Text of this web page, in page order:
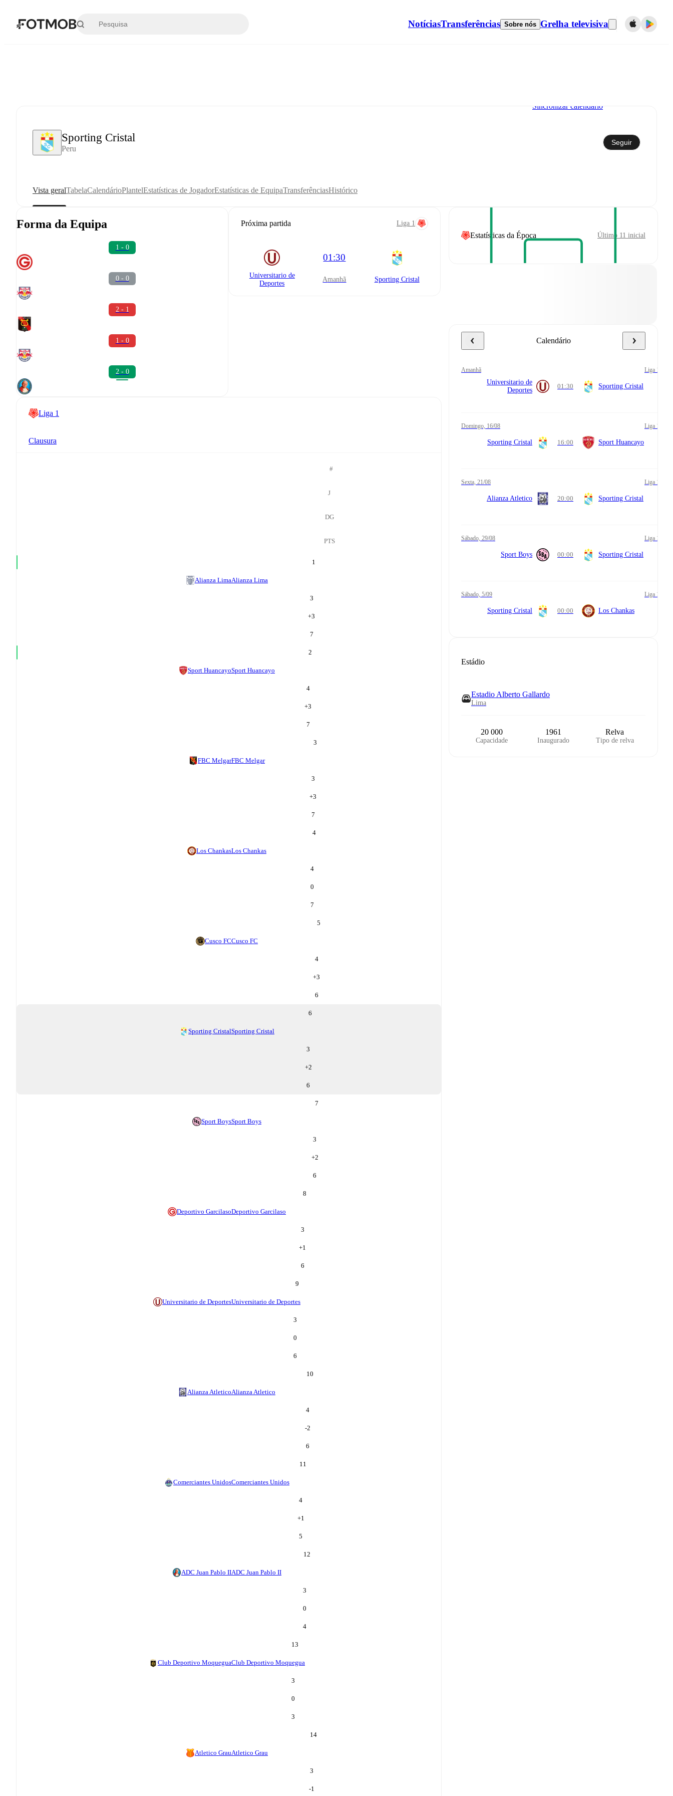
NotíciasTransferências Sobre nós Grelha televisiva
Sporting Cristal
Peru
Sincronizar calendário
Seguir
Vista geralTabelaCalendárioPlantelEstatísticas de JogadorEstatísticas de EquipaTransferênciasHistórico
Forma da Equipa
1 - 0
0 - 0
2 - 1
1 - 0
2 - 0
Próxima partida Liga 1
Universitario de
Deportes
01:30
amanhã Sporting Cristal
Liga 1
Clausura
#
J
DG
PTS
1
Alianza LimaAlianza Lima
3
+3
7
2
Sport HuancayoSport Huancayo
4
+3
7
3
FBC MelgarFBC Melgar
3
+3
7
4
Los ChankasLos Chankas
4
0
7
5
Cusco FCCusco FC
4
+3
6
6
Sporting CristalSporting Cristal
3
+2
6
7
Sport BoysSport Boys
3
+2
6
8
Deportivo GarcilasoDeportivo Garcilaso
3
+1
6
9
Universitario de DeportesUniversitario de Deportes
3
0
6
10
Alianza AtleticoAlianza Atletico
4
-2
6
11
Comerciantes UnidosComerciantes Unidos
4
+1
5
12
ADC Juan Pablo IIADC Juan Pablo II
3
0
4
13
Club Deportivo MoqueguaClub Deportivo Moquegua
3
0
3
14
Atletico GrauAtletico Grau
3
-1
Estatísticas da Época Último 11 inicial
Calendário
amanhã Liga 1
Universitario de
Deportes
01:30 Sporting Cristal
domingo, 16/08 Liga 1
Sporting Cristal 16:00 Sport Huancayo
sexta, 21/08 Liga 1
Alianza Atletico 20:00 Sporting Cristal
sábado, 29/08 Liga 1
Sport Boys 00:00 Sporting Cristal
sábado, 5/09 Liga 1
Sporting Cristal 00:00 Los Chankas
Estádio
Estadio Alberto Gallardo
Lima
20 000
Capacidade
1961
Inaugurado
Relva
Tipo de relva